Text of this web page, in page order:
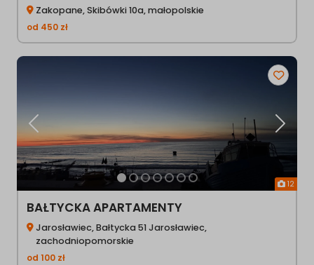
Zakopane, Skibówki 10a, małopolskie
od 450 zł
12
Poprzednia
BAŁTYCKA APARTAMENTY
Jarosławiec, Bałtycka 51 Jarosławiec,
zachodniopomorskie
od 100 zł